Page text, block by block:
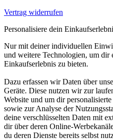
Vertrag widerrufen
Personalisiere dein
Nur mit deiner individuellen
und weitere Technologien, um dir
Einkaufserlebnis zu bieten.
Dazu erfassen wir Daten über
Geräte. Diese nutzen wir zur
Website und um dir
sowie zur Analyse der
deine verschlüsselten Daten mit
dir über deren Online-
du deren Dienste bereits selbst